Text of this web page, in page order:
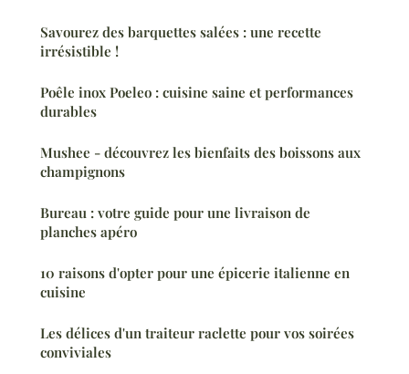
Savourez des barquettes salées : une recette
irrésistible !
Poêle inox Poeleo : cuisine saine et performances
durables
Mushee - découvrez les bienfaits des boissons aux
champignons
Bureau : votre guide pour une livraison de
planches apéro
10 raisons d'opter pour une épicerie italienne en
cuisine
Les délices d'un traiteur raclette pour vos soirées
conviviales